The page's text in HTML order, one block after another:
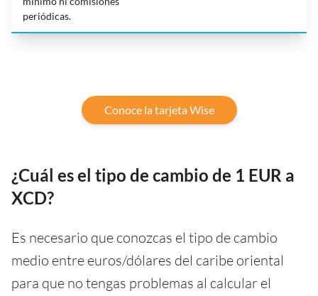
periódicas.
Conoce la tarjeta Wise
¿Cuál es el tipo de cambio de 1 EUR a
XCD?
Es necesario que conozcas el tipo de cambio
medio entre euros/dólares del caribe oriental
para que no tengas problemas al calcular el